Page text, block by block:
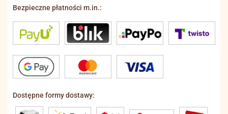
Bezpieczne płatności m.in.:
Dostępne formy dostawy: